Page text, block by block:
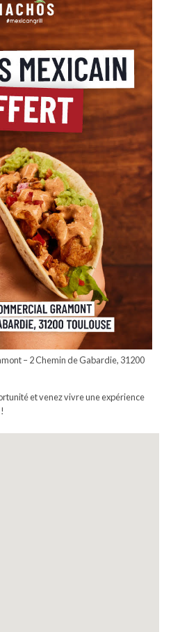
– 2 Chemin de Gabardie, 31200
et venez vivre une expérience